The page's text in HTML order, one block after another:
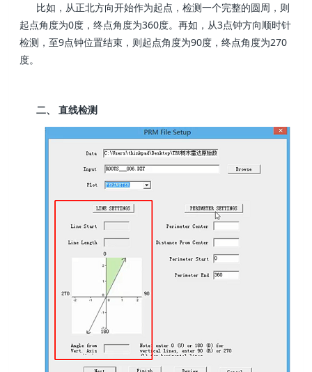
比如，从正北方向开始作为起点，检测一个完整的圆周，则
起点角度为0度，终点角度为360度。再如，从3点钟方向顺时针
检测，至9点钟位置结束，则起点角度为90度，终点角度为270
度。
二、 直线检测